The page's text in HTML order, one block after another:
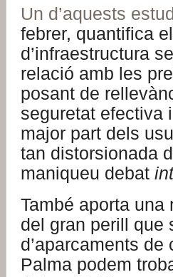
Un d’aquests
febrer, quantifica
d’infraestructura
relació amb les
posant de
seguretat efectiva
major part dels
tan distorsionada
maniqueu debat
També aporta
del gran perill que
d’aparcaments
Palma podem